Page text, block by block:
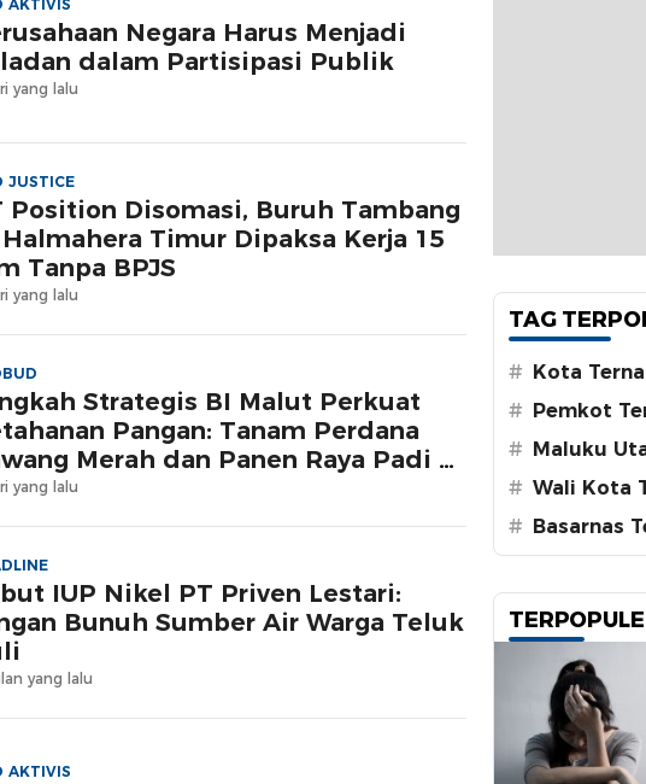
AKTIVIS
Negara Harus Menjadi
dalam Partisipasi Publik
yang lalu
JUSTICE
Position Disomasi, Buruh Tambang
Timur Dipaksa Kerja 15
Tanpa BPJS
yang lalu
Strategis BI Malut Perkuat
Pangan: Tanam Perdana
Merah dan Panen Raya Padi di
yang lalu
IUP Nikel PT Priven Lestari:
Bunuh Sumber Air Warga Teluk
yang lalu
AKTIVIS
TAG
# Kota
# Pemkot
# Maluku
# Wali Kota
# Basarnas